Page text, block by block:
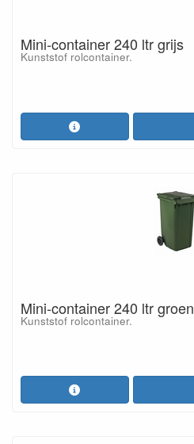
Mini-container 240 ltr grijs
Kunststof rolcontainer.
Mini-container 240 ltr groen
Kunststof rolcontainer.